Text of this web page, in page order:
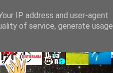
IP address and user-agent
of service, generate usage